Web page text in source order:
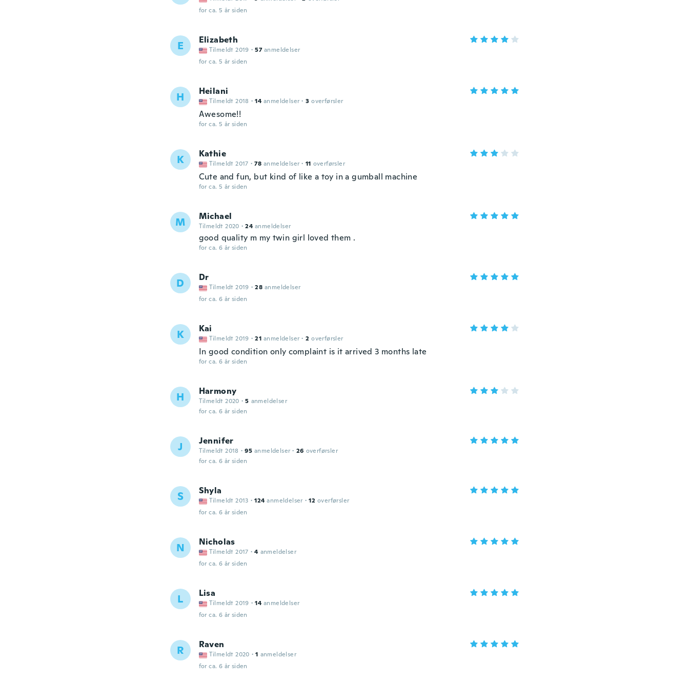
for ca. 5 år siden
E Elizabeth
Tilmeldt 2019 · 57 anmeldelser
for ca. 5 år siden
H Heilani
Tilmeldt 2018 · 14 anmeldelser · 3 overførsler
Awesome!!
for ca. 5 år siden
K Kathie
Tilmeldt 2017 · 78 anmeldelser · 11 overførsler
Cute and fun, but kind of like a toy in a gumball machine
for ca. 5 år siden
M Michael
Tilmeldt 2020 · 24 anmeldelser
good quality m my twin girl loved them .
for ca. 6 år siden
D Dr
Tilmeldt 2019 · 28 anmeldelser
for ca. 6 år siden
K Kai
Tilmeldt 2019 · 21 anmeldelser · 2 overførsler
In good condition only complaint is it arrived 3 months late
for ca. 6 år siden
H Harmony
Tilmeldt 2020 · 5 anmeldelser
for ca. 6 år siden
J Jennifer
Tilmeldt 2018 · 95 anmeldelser · 26 overførsler
for ca. 6 år siden
S Shyla
Tilmeldt 2013 · 124 anmeldelser · 12 overførsler
for ca. 6 år siden
N Nicholas
Tilmeldt 2017 · 4 anmeldelser
for ca. 6 år siden
L Lisa
Tilmeldt 2019 · 14 anmeldelser
for ca. 6 år siden
R Raven
Tilmeldt 2020 · 1 anmeldelser
for ca. 6 år siden